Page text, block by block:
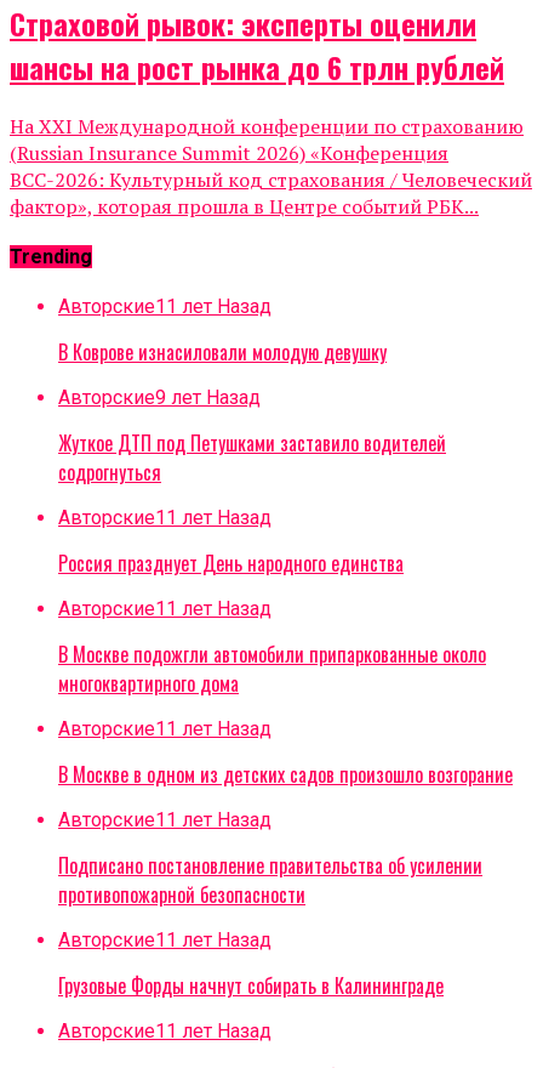
Страховой рывок: эксперты оценили
шансы на рост рынка до 6 трлн рублей
На XXI Международной конференции по страхованию
(Russian Insurance Summit 2026) «Конференция
ВСС-2026: Культурный код страхования / Человеческий
фактор», которая прошла в Центре событий РБК...
Trending
Авторские11 лет Назад
В Коврове изнасиловали молодую девушку
Авторские9 лет Назад
Жуткое ДТП под Петушками заставило водителей
содрогнуться
Авторские11 лет Назад
Россия празднует День народного единства
Авторские11 лет Назад
В Москве подожгли автомобили припаркованные около
многоквартирного дома
Авторские11 лет Назад
В Москве в одном из детских садов произошло возгорание
Авторские11 лет Назад
Подписано постановление правительства об усилении
противопожарной безопасности
Авторские11 лет Назад
Грузовые Форды начнут собирать в Калининграде
Авторские11 лет Назад